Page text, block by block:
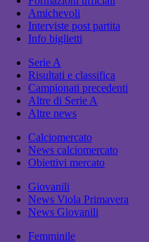
Amichevoli
Interviste post partita
Info biglietti
Serie A
Risultati e classifica
Campionati precedenti
Altre di Serie A
Altre news
Calciomercato
News calciomercato
Obiettivi mercato
Giovanili
News Viola Primavera
News Giovanili
Femminile